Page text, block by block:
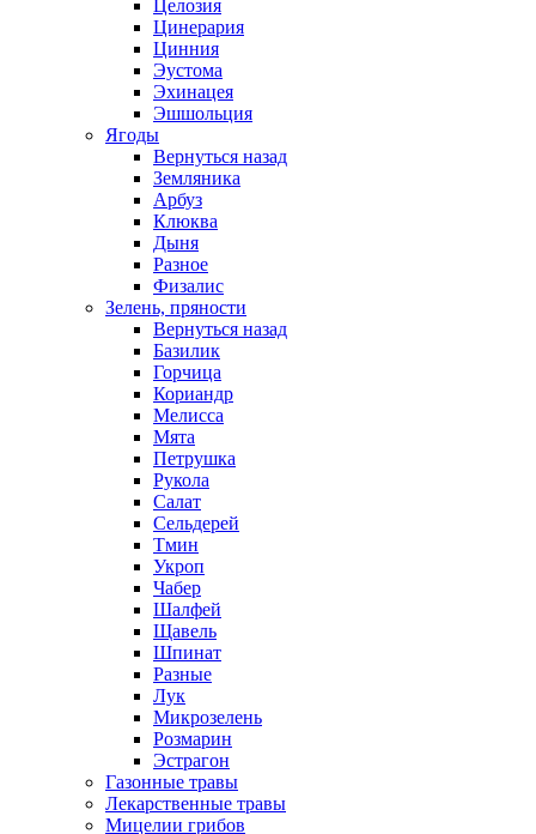
Целозия
Цинерария
Цинния
Эустома
Эхинацея
Эшшольция
Ягоды
Вернуться назад
Земляника
Арбуз
Клюква
Дыня
Разное
Физалис
Зелень, пряности
Вернуться назад
Базилик
Горчица
Кориандр
Мелисса
Мята
Петрушка
Рукола
Салат
Сельдерей
Тмин
Укроп
Чабер
Шалфей
Щавель
Шпинат
Разные
Лук
Микрозелень
Розмарин
Эстрагон
Газонные травы
Лекарственные травы
Мицелии грибов